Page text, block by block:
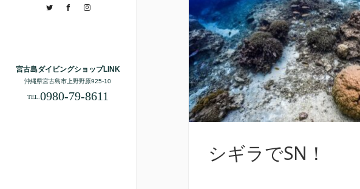
TwitterFacebook
宮古島ダイビングショップLINK
沖縄県宮古島市上野野原925-10
TEL.0980-79-8611
シギラでSN！